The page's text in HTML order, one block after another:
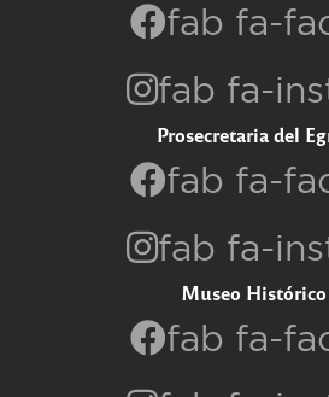
fab fa-
fab fa-
Prosecretaria del
fab fa-
fab fa-
Museo
fab fa-